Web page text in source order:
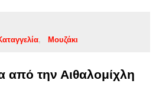
Μουζάκι
από την Αιθαλομίχλη